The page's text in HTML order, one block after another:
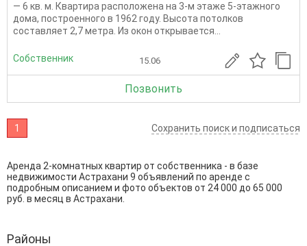
— 6 кв. м. Квартира расположена на 3-м этаже 5-этажного
дома, построенного в 1962 году. Высота потолков
составляет 2,7 метра. Из окон открывается...
Собственник 15.06
Позвонить
1 Сохранить поиск и подписаться
Аренда 2-комнатных квартир от собственника - в базе
недвижимости Астрахани 9 объявлений по аренде с
подробным описанием и фото объектов от 24 000 до 65 000
руб. в месяц в Астрахани.
Районы